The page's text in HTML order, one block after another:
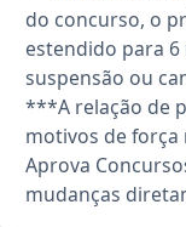
do concurso, o
estendido para 6
suspensão ou
***A relação de
motivos de força
Aprova
mudanças